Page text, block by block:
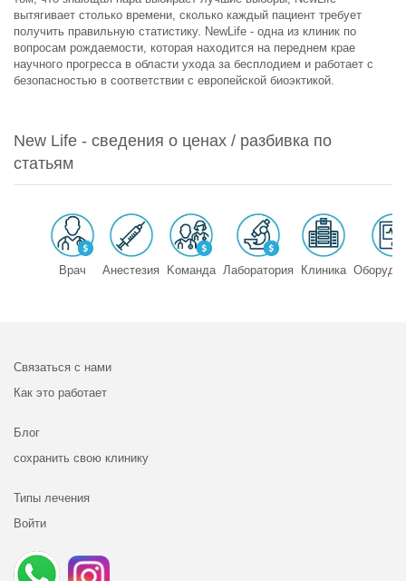
вытягивает столько времени, сколько каждый пациент требует
получить правильную статистику. NewLife - одна из клиник по
вопросам рождаемости, которая находится на переднем крае
научного прогресса в области ухода за бесплодием и работает с
безопасностью в соответствии с европейской биоэктикой.
New Life - сведения о ценах / разбивка по
статьям
Врач Анестезия Kоманда Лаборатория Клиника
Связаться с нами
Как это работает
Блог
сохранить свою клинику
Типы лечения
Войти